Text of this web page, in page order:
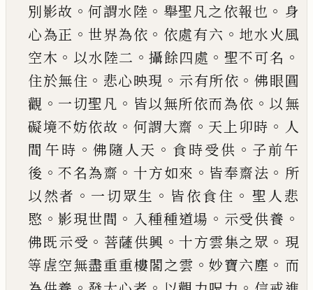
別影故 。 何謂水陸 。 舉聖凡之依報也 。 身
心為正 。 世界為依 。 依處有六 。 地水火風
空木 。 以水陸二 。 攝餘四處 。 聖不可名 。
住於無住 。 悲心映現 。 示有所依 。 佛眼圓
觀 。 一切聖凡 。 皆以無所依而為依 。 以無
礙境不妨依故 。 何謂大齋 。 天上卯時 。 人
間 午時 。 佛隨人天 。 食時受供 。 子前午
後 。 不名為齋 。 十方如來 。 皆奉齋法 。 所
以然者 。 一切眾生 。 皆依食住 。 聖人悲
愍 。 影現世間 。 入種種道場 。 示受供養 。
佛既示受 。 菩薩供興 。 十方雲集之眾 。 現
等虗空無盡重重樓閣之雲 。 妙寶六塵 。 而